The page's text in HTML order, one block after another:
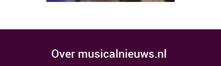
over musicalnieuws.nl